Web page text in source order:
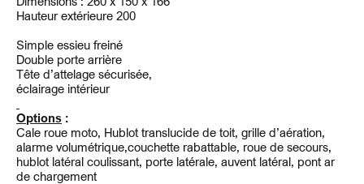
Hauteur extérieure 200
Simple essieu freiné
Double porte arrière
Tête d’attelage sécurisée,
éclairage intérieur
Options :
Cale roue moto, Hublot translucide de toit, grille d’aération,
alarme volumétrique,couchette rabattable, roue de secours,
hublot latéral coulissant, porte latérale, auvent latéral, pont ar
de chargement